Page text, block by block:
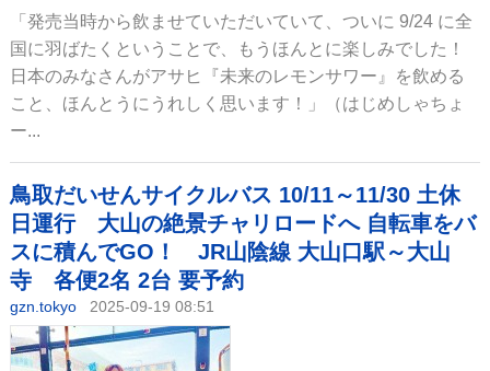
「発売当時から飲ませていただいていて、ついに 9/24 に全
国に羽ばたくということで、もうほんとに楽しみでした！
日本のみなさんがアサヒ『未来のレモンサワー』を飲める
こと、ほんとうにうれしく思います！」（はじめしゃちょ
ー...
鳥取だいせんサイクルバス 10/11～11/30 土休
日運行 大山の絶景チャリロードへ 自転車をバ
スに積んでGO！ JR山陰線 大山口駅～大山
寺 各便2名 2台 要予約
gzn.tokyo 2025-09-19 08:51